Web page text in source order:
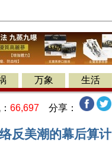
万象 生活
66,697 分享：
反美潮的幕后算计